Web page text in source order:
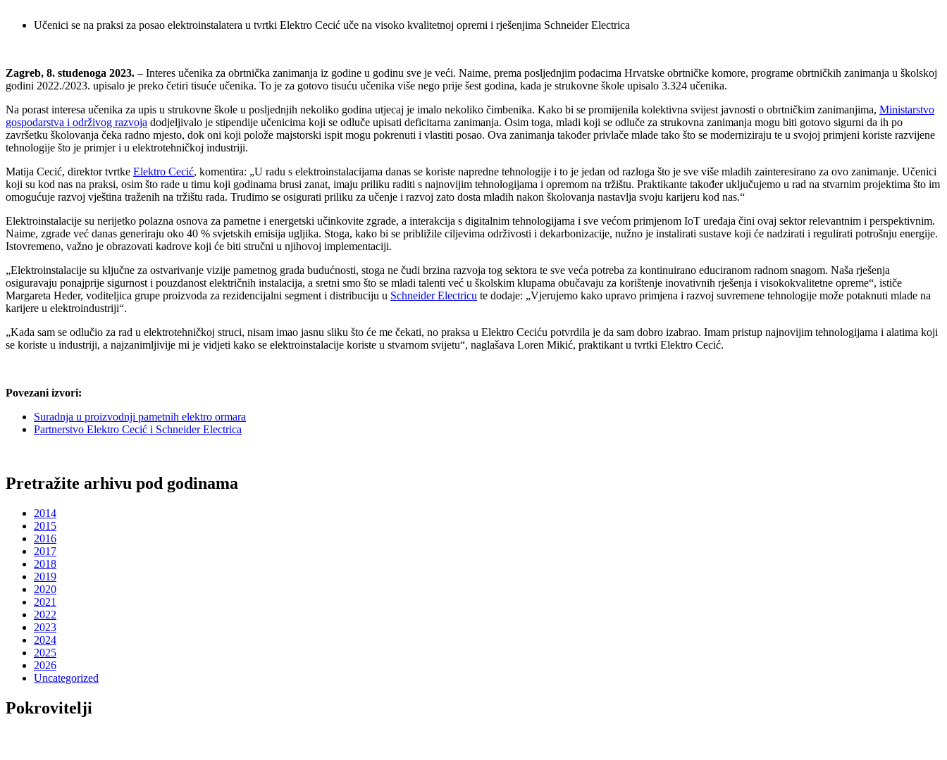
Učenici se na praksi za posao elektroinstalatera u tvrtki Elektro Cecić uče na visoko kvalitetnoj opremi i rješenjima Schneider Electrica
Zagreb, 8. studenoga 2023. – Interes učenika za obrtnička zanimanja iz godine u godinu sve je veći. Naime, prema posljednjim podacima Hrvatske obrtničke komore, programe obrtničkih zanimanja u školskoj
godini 2022./2023. upisalo je preko četiri tisuće učenika. To je za gotovo tisuću učenika više nego prije šest godina, kada je strukovne škole upisalo 3.324 učenika.
Na porast interesa učenika za upis u strukovne škole u posljednjih nekoliko godina utjecaj je imalo nekoliko čimbenika. Kako bi se promijenila kolektivna svijest javnosti o obrtničkim zanimanjima, Ministarstvo
gospodarstva i održivog razvoja dodjeljivalo je stipendije učenicima koji se odluče upisati deficitarna zanimanja. Osim toga, mladi koji se odluče za strukovna zanimanja mogu biti gotovo sigurni da ih po
završetku školovanja čeka radno mjesto, dok oni koji polože majstorski ispit mogu pokrenuti i vlastiti posao. Ova zanimanja također privlače mlade tako što se moderniziraju te u svojoj primjeni koriste razvijene
tehnologije što je primjer i u elektrotehničkoj industriji.
Matija Cecić, direktor tvrtke Elektro Cecić, komentira: „U radu s elektroinstalacijama danas se koriste napredne tehnologije i to je jedan od razloga što je sve više mladih zainteresirano za ovo zanimanje. Učenici
koji su kod nas na praksi, osim što rade u timu koji godinama brusi zanat, imaju priliku raditi s najnovijim tehnologijama i opremom na tržištu. Praktikante također uključujemo u rad na stvarnim projektima što im
omogućuje razvoj vještina traženih na tržištu rada. Trudimo se osigurati priliku za učenje i razvoj zato dosta mladih nakon školovanja nastavlja svoju karijeru kod nas.“
Elektroinstalacije su nerijetko polazna osnova za pametne i energetski učinkovite zgrade, a interakcija s digitalnim tehnologijama i sve većom primjenom IoT uređaja čini ovaj sektor relevantnim i perspektivnim.
Naime, zgrade već danas generiraju oko 40 % svjetskih emisija ugljika. Stoga, kako bi se približile ciljevima održivosti i dekarbonizacije, nužno je instalirati sustave koji će nadzirati i regulirati potrošnju energije.
Istovremeno, važno je obrazovati kadrove koji će biti stručni u njihovoj implementaciji.
„Elektroinstalacije su ključne za ostvarivanje vizije pametnog grada budućnosti, stoga ne čudi brzina razvoja tog sektora te sve veća potreba za kontinuirano educiranom radnom snagom. Naša rješenja
osiguravaju ponajprije sigurnost i pouzdanost električnih instalacija, a sretni smo što se mladi talenti već u školskim klupama obučavaju za korištenje inovativnih rješenja i visokokvalitetne opreme“, ističe
Margareta Heder, voditeljica grupe proizvoda za rezidencijalni segment i distribuciju u Schneider Electricu te dodaje: „Vjerujemo kako upravo primjena i razvoj suvremene tehnologije može potaknuti mlade na
karijere u elektroindustriji“.
„Kada sam se odlučio za rad u elektrotehničkoj struci, nisam imao jasnu sliku što će me čekati, no praksa u Elektro Ceciću potvrdila je da sam dobro izabrao. Imam pristup najnovijim tehnologijama i alatima koji
se koriste u industriji, a najzanimljivije mi je vidjeti kako se elektroinstalacije koriste u stvarnom svijetu“, naglašava Loren Mikić, praktikant u tvrtki Elektro Cecić.
Povezani izvori:
Suradnja u proizvodnji pametnih elektro ormara
Partnerstvo Elektro Cecić i Schneider Electrica
Pretražite arhivu pod godinama
2014
2015
2016
2017
2018
2019
2020
2021
2022
2023
2024
2025
2026
Uncategorized
Pokrovitelji